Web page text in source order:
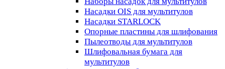
Насадки OIS для мультитулов
Насадки STARLOCK
Опорные пластины для шлифования
Пылеотводы для мультитулов
Шлифовальная бумага для
мультитулов